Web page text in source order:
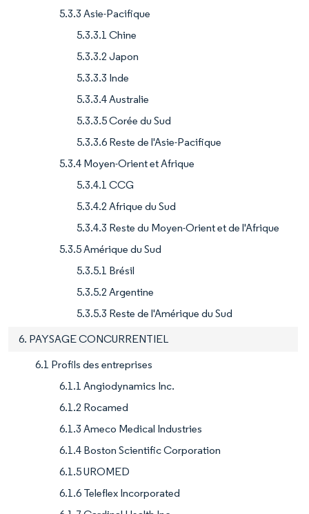
5.3.3 Asie-Pacifique
5.3.3.1 Chine
5.3.3.2 Japon
5.3.3.3 Inde
5.3.3.4 Australie
5.3.3.5 Corée du Sud
5.3.3.6 Reste de l'Asie-Pacifique
5.3.4 Moyen-Orient et Afrique
5.3.4.1 CCG
5.3.4.2 Afrique du Sud
5.3.4.3 Reste du Moyen-Orient et de l'Afrique
5.3.5 Amérique du Sud
5.3.5.1 Brésil
5.3.5.2 Argentine
5.3.5.3 Reste de l'Amérique du Sud
6. PAYSAGE CONCURRENTIEL
6.1 Profils des entreprises
6.1.1 Angiodynamics Inc.
6.1.2 Rocamed
6.1.3 Ameco Medical Industries
6.1.4 Boston Scientific Corporation
6.1.5 UROMED
6.1.6 Teleflex Incorporated